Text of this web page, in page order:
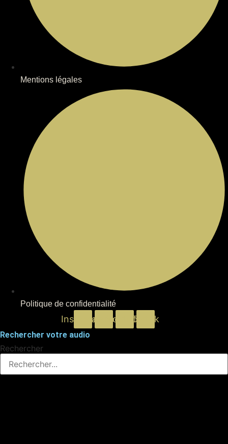
Mentions légales
Politique de confidentialité
InstagramFacebookYoutubeTiktok
Rechercher votre audio
Rechercher